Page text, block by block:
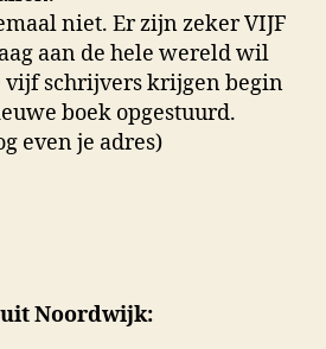
niet. Er zijn zeker VIJF
aan de hele wereld wil
vijf schrijvers krijgen begin
boek opgestuurd.
even je adres)
Noordwijk: